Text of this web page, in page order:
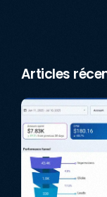
Articles